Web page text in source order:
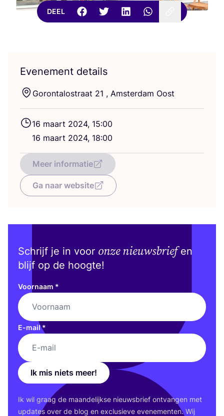
DEEL
Evenement details
Gor­on­ta­los­traat 21 , Amster­dam Oost
16 maart 2024, 15:00
16 maart 2024, 18:00
Meer informatie
Ga naar website
Schrijf je in voor onze nieuwsbriefen
blijf op de hoogte!
Voornaam *
E-mail*
Ik mis niets meer!
Ik wil graag de maan­de­lijk­se nieuws­brief ont­van­gen met
upda­tes over de blog en exclu­sie­ve eve­ne­men­ten. Wij